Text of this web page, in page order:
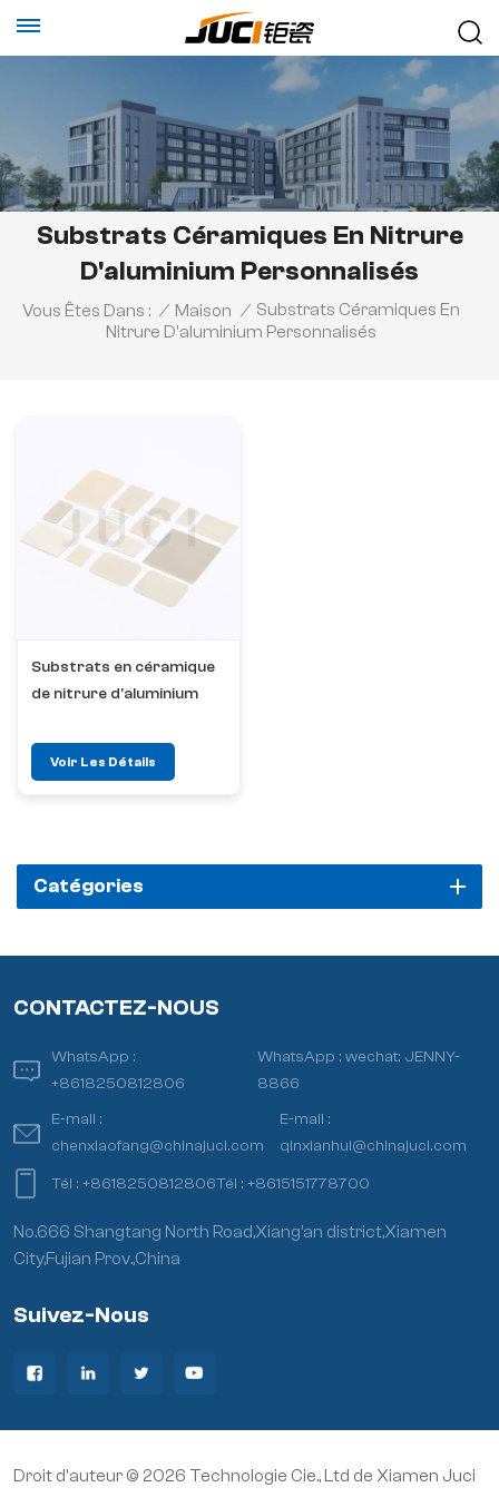
Substrats Céramiques En Nitrure
D'aluminium Personnalisés
Vous Êtes Dans : / Maison / Substrats Céramiques En
Nitrure D'aluminium Personnalisés
Substrats en céramique
de nitrure d'aluminium
Voir Les Détails
Catégories
CONTACTEZ-NOUS
WhatsApp :
+8618250812806
WhatsApp :wechat: JENNY-
8866
E-mail :
chenxiaofang@chinajuci.com
E-mail :
qinxianhui@chinajuci.com
Tél :+8618250812806Tél :+8615151778700
No.666 Shangtang North Road,Xiang’an district,Xiamen
City,Fujian Prov.,China
Suivez-Nous
Droit d'auteur © 2026 Technologie Cie., Ltd de Xiamen Juci